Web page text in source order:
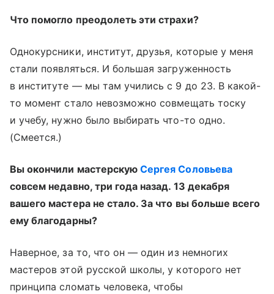
Что помогло преодолеть эти страхи?
Однокурсники, институт, друзья, которые у меня
стали появляться. И большая загруженность
в институте — мы там учились с 9 до 23. В какой-
то момент стало невозможно совмещать тоску
и учебу, нужно было выбирать что-то одно.
(Смеется.)
Вы окончили мастерскуюСергея Соловьева
совсем недавно, три года назад. 13 декабря
вашего мастера не стало. За что вы больше всего
ему благодарны?
Наверное, за то, что он — один из немногих
мастеров этой русской школы, у которого нет
принципа сломать человека, чтобы